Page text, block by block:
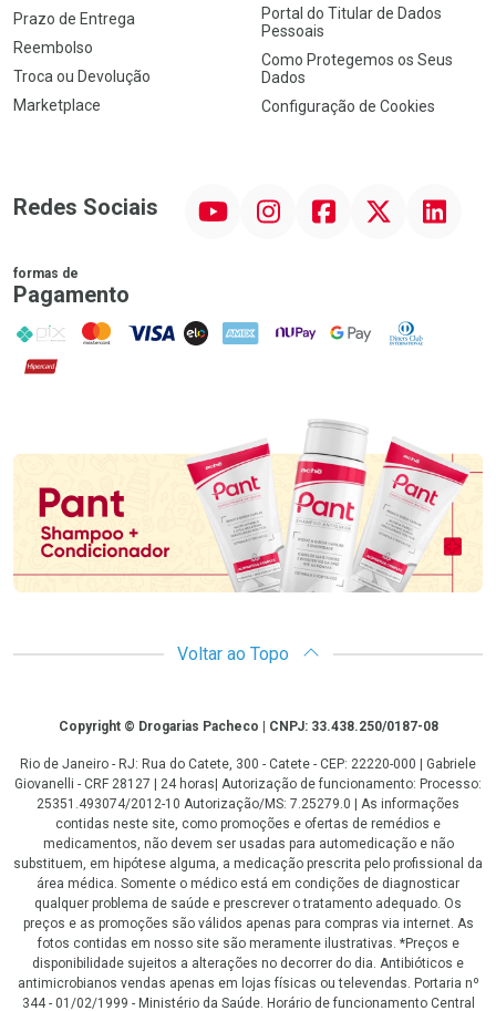
Prazo de Entrega
Reembolso
Troca ou Devolução
Marketplace
Portal do Titular de Dados
Pessoais
Como Protegemos os Seus
Dados
Configuração de Cookies
Redes Sociais InstagramFacebook Linkedin
formas de
Pagamento
PIX MasterCard
VISA ELO AMEX NuPay Google PayDiners Club
Hipercard
Promoção em Destaque
Voltar ao Topo
CopyrightCopyright © Drogarias Pacheco | CNPJ: 33.438.250/0187-08
Rio de Janeiro - RJ: Rua do Catete, 300 - Catete - CEP: 22220-000 | Gabriele
Giovanelli - CRF 28127 | 24 horas| Autorização de funcionamento: Processo:
25351.493074/2012-10 Autorização/MS: 7.25279.0 | As informações
contidas neste site, como promoções e ofertas de remédios e
medicamentos, não devem ser usadas para automedicação e não
substituem, em hipótese alguma, a medicação prescrita pelo profissional da
área médica. Somente o médico está em condições de diagnosticar
qualquer problema de saúde e prescrever o tratamento adequado. Os
preços e as promoções são válidos apenas para compras via internet. As
fotos contidas em nosso site são meramente ilustrativas. *Preços e
disponibilidade sujeitos a alterações no decorrer do dia. Antibióticos e
antimicrobianos vendas apenas em lojas físicas ou televendas. Portaria nº
344 - 01/02/1999 - Ministério da Saúde. Horário de funcionamento Central